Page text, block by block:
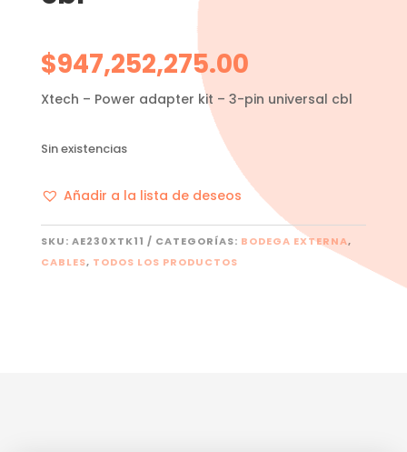
$947,252,275.00
Xtech – Power adapter kit – 3-pin universal cbl
Sin existencias
Añadir a la lista de deseos
SKU: AE230XTK11 CATEGORÍAS: BODEGA EXTERNA,
CABLES, TODOS LOS PRODUCTOS